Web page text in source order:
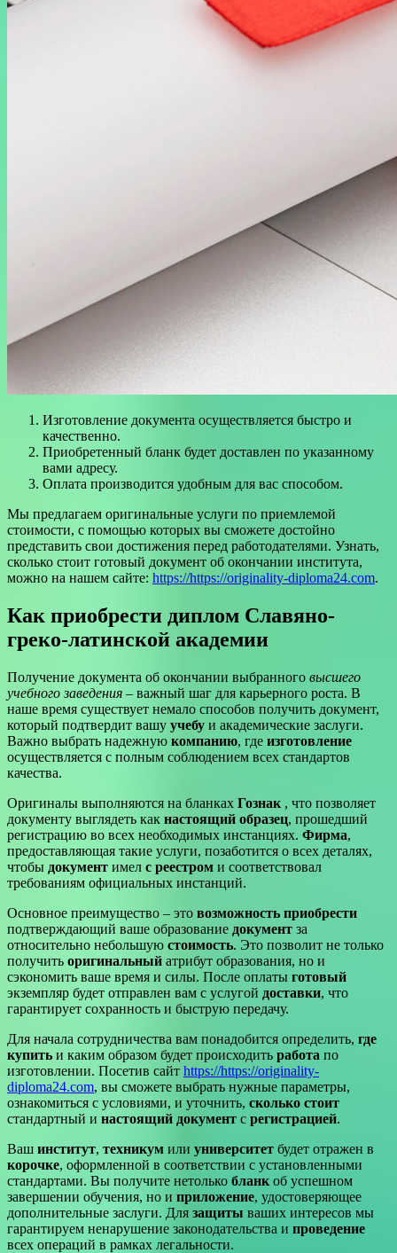
Изготовление документа осуществляется быстро и
качественно.
Приобретенный бланк будет доставлен по указанному
вами адресу.
Оплата производится удобным для вас способом.
Мы предлагаем оригинальные услуги по приемлемой
стоимости, с помощью которых вы сможете достойно
представить свои достижения перед работодателями. Узнать,
сколько стоит готовый документ об окончании института,
можно на нашем сайте: https://https://originality-diploma24.com.
Как приобрести диплом Славяно-
греко-латинской академии
Получение документа об окончании выбранного высшего
учебного заведения – важный шаг для карьерного роста. В
наше время существует немало способов получить документ,
который подтвердит вашу учебу и академические заслуги.
Важно выбрать надежную компанию, где изготовление
осуществляется с полным соблюдением всех стандартов
качества.
Оригиналы выполняются на бланках Гознак , что позволяет
документу выглядеть как настоящий образец, прошедший
регистрацию во всех необходимых инстанциях. Фирма,
предоставляющая такие услуги, позаботится о всех деталях,
чтобы документ имел с реестром и соответствовал
требованиям официальных инстанций.
Основное преимущество – это возможность приобрести
подтверждающий ваше образование документ за
относительно небольшую стоимость. Это позволит не только
получить оригинальный атрибут образования, но и
сэкономить ваше время и силы. После оплаты готовый
экземпляр будет отправлен вам с услугой доставки, что
гарантирует сохранность и быструю передачу.
Для начала сотрудничества вам понадобится определить, где
купить и каким образом будет происходить работа по
изготовлении. Посетив сайт https://https://originality-
diploma24.com, вы сможете выбрать нужные параметры,
ознакомиться с условиями, и уточнить, сколько стоит
стандартный и настоящий документ с регистрацией.
Ваш институт, техникум или университет будет отражен в
корочке, оформленной в соответствии с установленными
стандартами. Вы получите нетолько бланк об успешном
завершении обучения, но и приложение, удостоверяющее
дополнительные заслуги. Для защиты ваших интересов мы
гарантируем ненарушение законодательства и проведение
всех операций в рамках легальности.